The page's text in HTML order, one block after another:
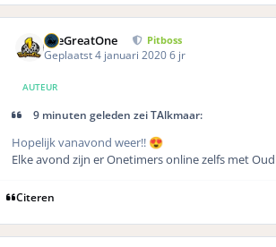
TheGreatOne Pitboss
Geplaatst4 januari 20206 jr
AUTEUR
9 minuten geleden zei TAlkmaar:
Hopelijk vanavond weer!! 😍
Elke avond zijn er Onetimers online zelfs met
Citeren